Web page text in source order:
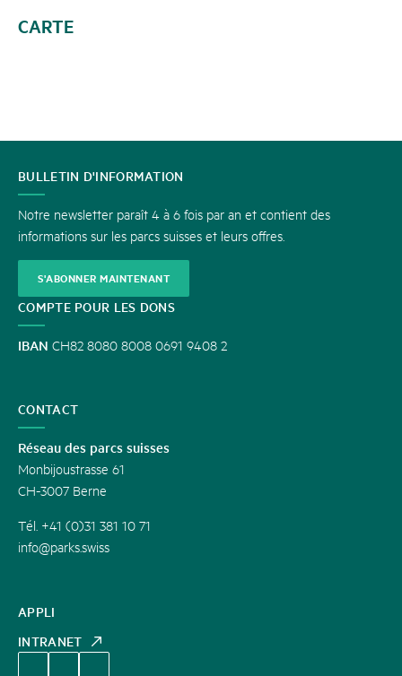
CARTE
CONTACT
APPLI
INTRANET
BULLETIN D'INFORMATION
Notre newsletter paraît 4 à 6 fois par an et contient des
informations sur les parcs suisses et leurs offres.
S'ABONNER MAINTENANT
COMPTE POUR LES DONS
IBAN CH82 8080 8008 0691 9408 2
CONTACT
Réseau des parcs suisses
Monbijoustrasse 61
CH-3007 Berne
Tél. +41 (0)31 381 10 71
info@parks.swiss